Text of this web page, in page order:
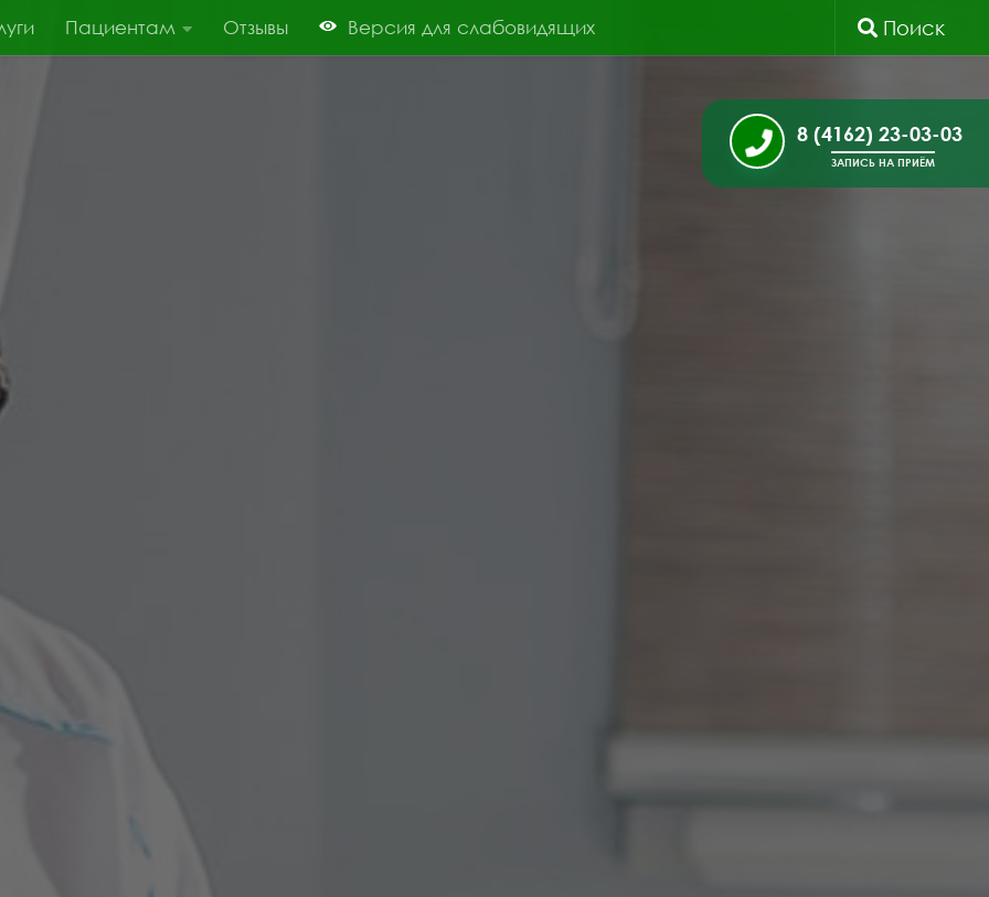
Пациентам Отзывы Версия для слабовидящих Поиск
8 (4162) 23-03-03
ЗАПИСЬ НА ПРИЁМ